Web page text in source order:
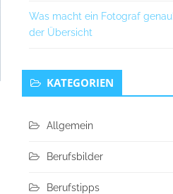
Was macht ein Fotograf
der Übersicht
KATEGORIEN
Allgemein
Berufsbilder
Berufstipps